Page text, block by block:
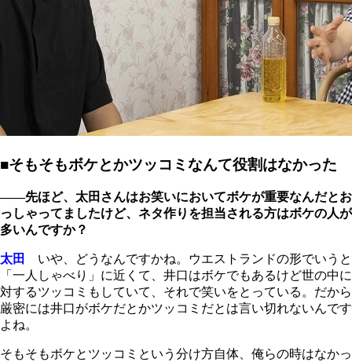
■そもそもボケとかツッコミなんて役割はなかった
――先ほど、太田さんはお笑いにおいてボケが重要なんだとお
っしゃってましたけど、ネタ作りを担当される方はボケの人が
多いんですか？
太田
いや、どうなんですかね。ウエストランドの形でいうと
「一人しゃべり」に近くて、井口はボケでもあるけど世の中に
対するツッコミもしていて、それで笑いをとっている。だから
厳密には井口がボケだとかツッコミだとは言い切れないんです
よね。
そもそもボケとツッコミという分け方自体、俺らの時はなかっ